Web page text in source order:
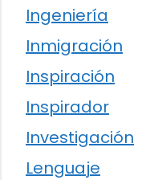
Ingeniería
Inmigración
Inspiración
Inspirador
Investigación
Lenguaje